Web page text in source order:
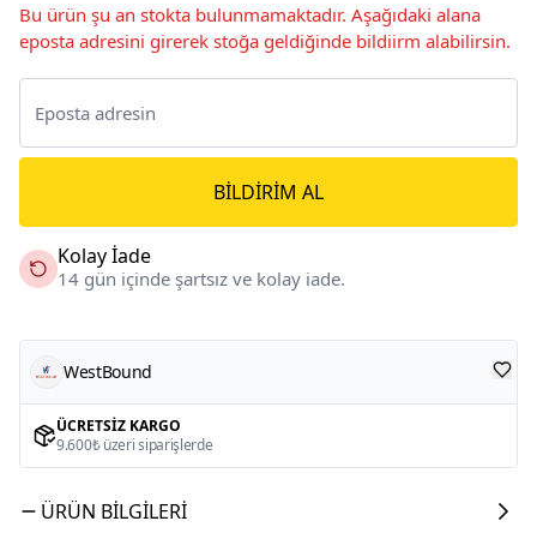
Bu ürün şu an stokta bulunmamaktadır. Aşağıdaki alana
eposta adresini girerek stoğa geldiğinde bildiirm alabilirsin.
BILDIRIM AL
Kolay İade
14 gün içinde şartsız ve kolay iade.
WestBound
ÜCRETSIZ KARGO
9.600₺ üzeri siparişlerde
ÜRÜN BILGILERI